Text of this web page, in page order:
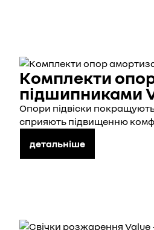
Комплекти
підшипниками
Опори підвіски покращують
сприяють підвищенню
детальніше